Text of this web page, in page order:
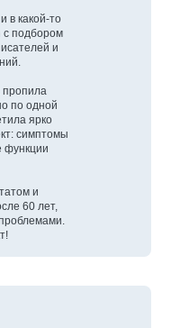
в какой‑то
с подбором
и
по одной
ярко
симптомы
функции
и
60 лет,